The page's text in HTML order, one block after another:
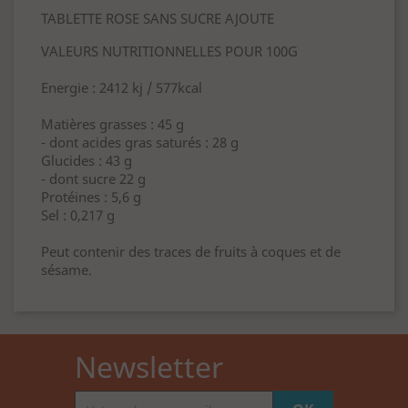
TABLETTE ROSE SANS SUCRE AJOUTE
VALEURS NUTRITIONNELLES POUR 100G
Energie : 2412 kj / 577kcal
Matières grasses : 45 g
- dont acides gras saturés : 28 g
Glucides : 43 g
- dont sucre 22 g
Protéines : 5,6 g
Sel : 0,217 g
Peut contenir des traces de fruits à coques et de
sésame.
Newsletter